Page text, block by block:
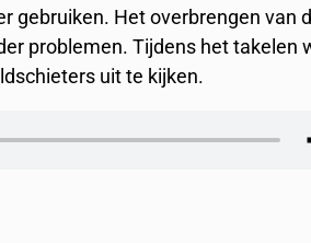
gebruiken. Het overbrengen van
problemen. Tijdens het takelen
uit te kijken.